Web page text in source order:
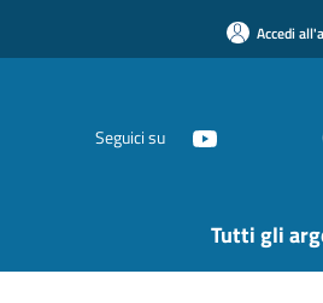
Accedi
Seguici su
Tutti gli